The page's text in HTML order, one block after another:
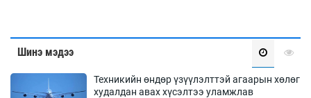
Шинэ мэдээ
Техникийн өндөр үзүүлэлттэй агаарын хөлөг
худалдан авах хүсэлтээ уламжлав